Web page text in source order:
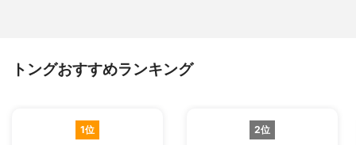
トングおすすめランキング
1位 2位